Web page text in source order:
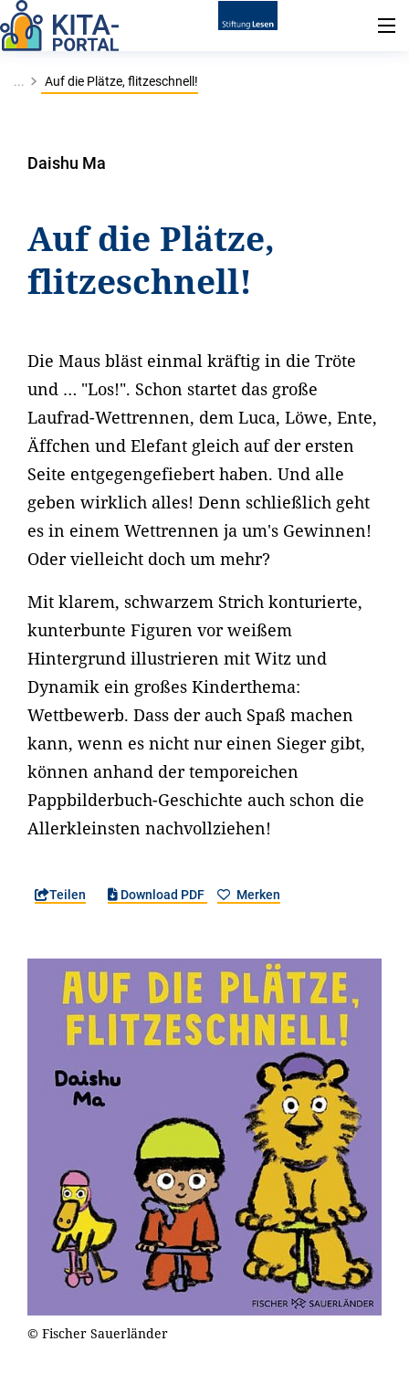
... Auf die Plätze, flitzeschnell!
Daishu Ma
Auf die Plätze,
flitzeschnell!
Die Maus bläst einmal kräftig in die Tröte
und … "Los!". Schon startet das große
Laufrad-Wettrennen, dem Luca, Löwe, Ente,
Äffchen und Elefant gleich auf der ersten
Seite entgegengefiebert haben. Und alle
geben wirklich alles! Denn schließlich geht
es in einem Wettrennen ja um's Gewinnen!
Oder vielleicht doch um mehr?
Mit klarem, schwarzem Strich konturierte,
kunterbunte Figuren vor weißem
Hintergrund illustrieren mit Witz und
Dynamik ein großes Kinderthema:
Wettbewerb. Dass der auch Spaß machen
kann, wenn es nicht nur einen Sieger gibt,
können anhand der temporeichen
Pappbilderbuch-Geschichte auch schon die
Allerkleinsten nachvollziehen!
Teilen Download PDF Merken
© Fischer Sauerländer